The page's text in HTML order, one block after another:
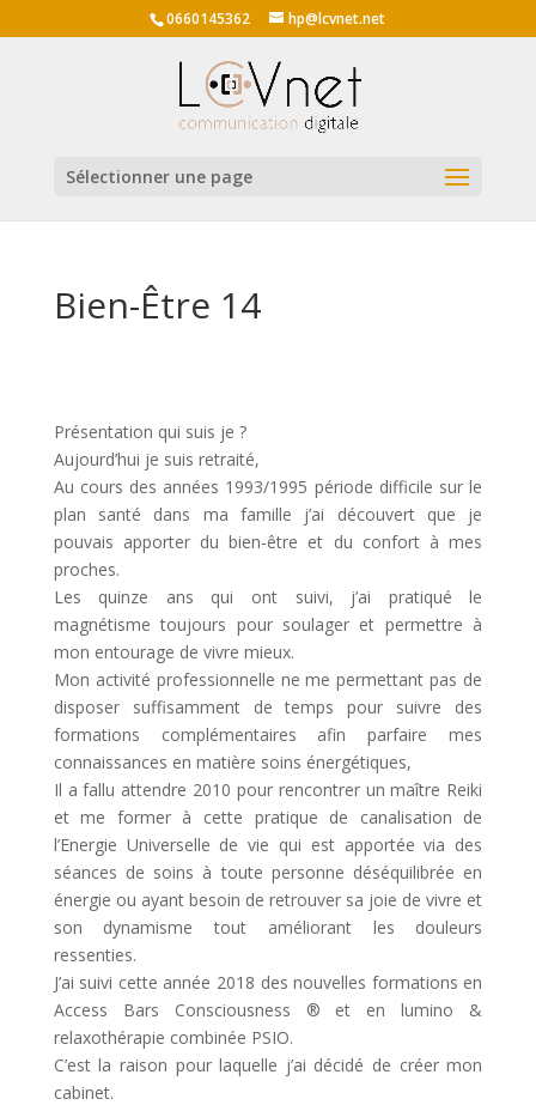
0660145362 hp@lcvnet.net
Sélectionner une page
Bien-Être 14
Présentation qui suis je ?
Aujourd’hui je suis retraité,
Au cours des années 1993/1995 période difficile sur le
plan santé dans ma famille j’ai découvert que je
pouvais apporter du bien-être et du confort à mes
proches.
Les quinze ans qui ont suivi, j’ai pratiqué le
magnétisme toujours pour soulager et permettre à
mon entourage de vivre mieux.
Mon activité professionnelle ne me permettant pas de
disposer suffisamment de temps pour suivre des
formations complémentaires afin parfaire mes
connaissances en matière soins énergétiques,
Il a fallu attendre 2010 pour rencontrer un maître Reiki
et me former à cette pratique de canalisation de
l’Energie Universelle de vie qui est apportée via des
séances de soins à toute personne déséquilibrée en
énergie ou ayant besoin de retrouver sa joie de vivre et
son dynamisme tout améliorant les douleurs
ressenties.
J’ai suivi cette année 2018 des nouvelles formations en
Access Bars Consciousness ® et en lumino &
relaxothérapie combinée PSIO.
C’est la raison pour laquelle j’ai décidé de créer mon
cabinet.